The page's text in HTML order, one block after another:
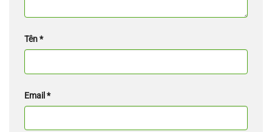
Tên*
Email *